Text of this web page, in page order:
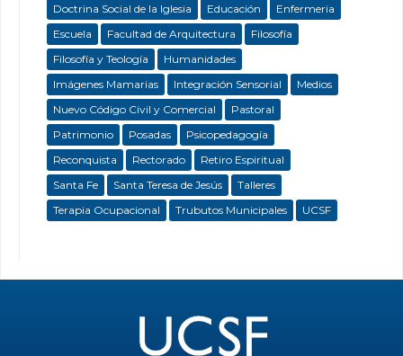
Doctrina Social de la Iglesia
Educación
Enfermeria
Escuela
Facultad de Arquitectura
Filosofía
Filosofía y Teología
Humanidades
Imágenes Mamarias
Integración Sensorial
Medios
Nuevo Código Civil y Comercial
Pastoral
Patrimonio
Posadas
Psicopedagogía
Reconquista
Rectorado
Retiro Espiritual
Santa Fe
Santa Teresa de Jesús
Talleres
Terapia Ocupacional
Trubutos Municipales UCSF